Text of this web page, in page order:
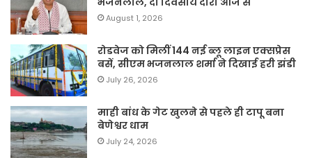
August 1, 2026
रोडवेज को मिलीं 144 नई ब्लू लाइन एक्सप्रेस
बसें, सीएम भजनलाल शर्मा ने दिखाई हरी झंडी
July 26, 2026
माही बांध के गेट खुलने से पहले ही टापू बना
बेणेश्वर धाम
July 24, 2026